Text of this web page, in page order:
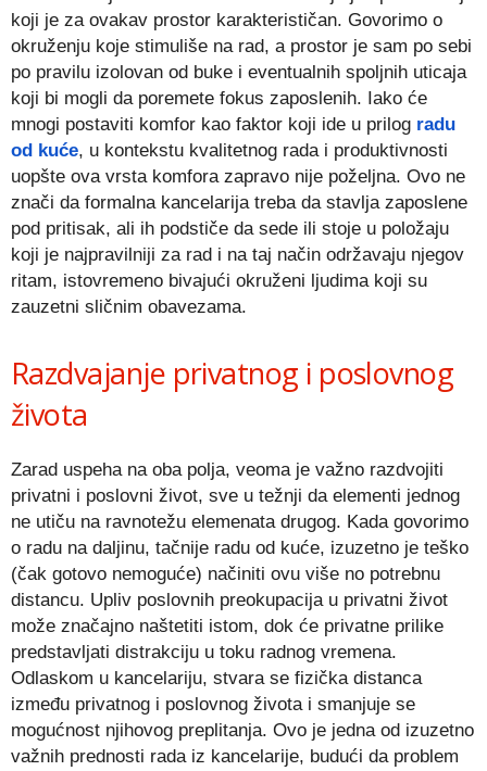
koji je za ovakav prostor karakterističan. Govorimo o
okruženju koje stimuliše na rad, a prostor je sam po sebi
po pravilu izolovan od buke i eventualnih spoljnih uticaja
koji bi mogli da poremete fokus zaposlenih. Iako će
mnogi postaviti komfor kao faktor koji ide u prilog radu
od kuće, u kontekstu kvalitetnog rada i produktivnosti
uopšte ova vrsta komfora zapravo nije poželjna. Ovo ne
znači da formalna kancelarija treba da stavlja zaposlene
pod pritisak, ali ih podstiče da sede ili stoje u položaju
koji je najpravilniji za rad i na taj način održavaju njegov
ritam, istovremeno bivajući okruženi ljudima koji su
zauzetni sličnim obavezama.
Razdvajanje privatnog i poslovnog
života
Zarad uspeha na oba polja, veoma je važno razdvojiti
privatni i poslovni život, sve u težnji da elementi jednog
ne utiču na ravnotežu elemenata drugog. Kada govorimo
o radu na daljinu, tačnije radu od kuće, izuzetno je teško
(čak gotovo nemoguće) načiniti ovu više no potrebnu
distancu. Upliv poslovnih preokupacija u privatni život
može značajno naštetiti istom, dok će privatne prilike
predstavljati distrakciju u toku radnog vremena.
Odlaskom u kancelariju, stvara se fizička distanca
između privatnog i poslovnog života i smanjuje se
mogućnost njihovog preplitanja. Ovo je jedna od izuzetno
važnih prednosti rada iz kancelarije, budući da problem